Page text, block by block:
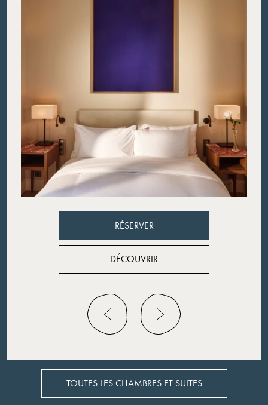
RÉSERVER
RÉSERVER
DÉCOUVRIR
DÉCOUVRIR
TOUTES LES CHAMBRES ET SUITES
TOUTES LES CHAMBRES ET SUITES